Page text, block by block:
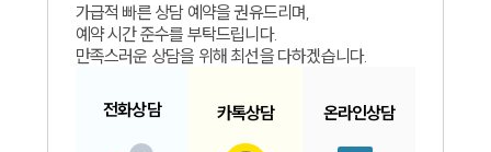
가급적 빠른 상담 예약을 권유드리며,
예약 시간 준수를 부탁드립니다.
만족스러운 상담을 위해 최선을 다하겠습니다.
전화상담 카톡상담 온라인상담